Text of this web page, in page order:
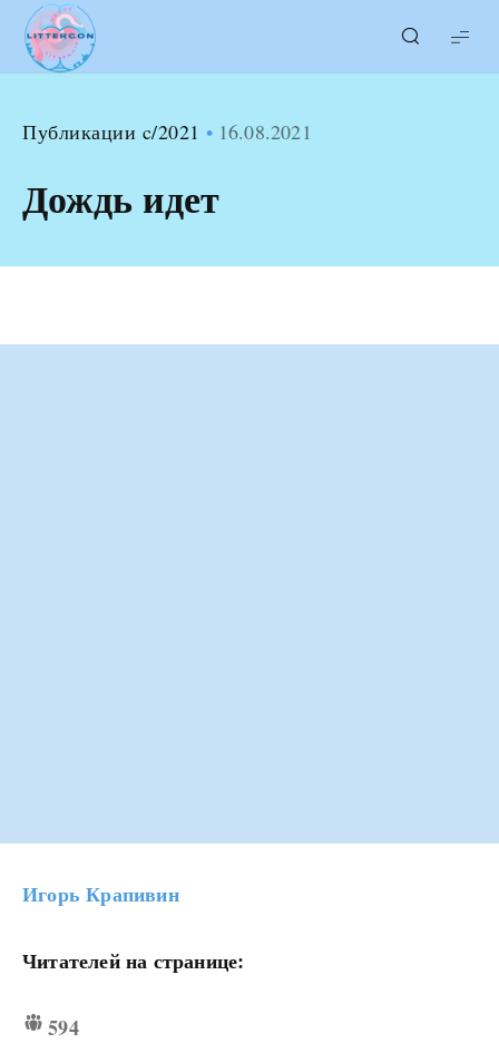
LITTERcon
Публикации c/2021 16.08.2021
Дождь идет
Игорь Крапивин
Читателей на странице:
594